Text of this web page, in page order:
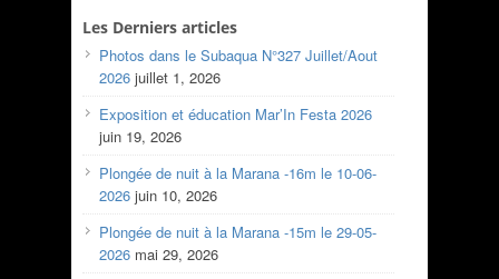
Les Derniers articles
Photos dans le Subaqua N°327 Juillet/Aout
2026 juillet 1, 2026
Exposition et éducation Mar’In Festa 2026
juin 19, 2026
Plongée de nuit à la Marana -16m le 10-06-
2026 juin 10, 2026
Plongée de nuit à la Marana -15m le 29-05-
2026 mai 29, 2026